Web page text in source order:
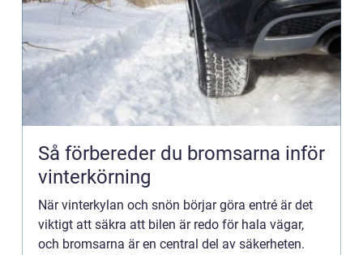
Så förbereder du bromsarna inför
vinterkörning
När vinterkylan och snön börjar göra entré är det
viktigt att säkra att bilen är redo för hala vägar,
och bromsarna är en central del av säkerheten.